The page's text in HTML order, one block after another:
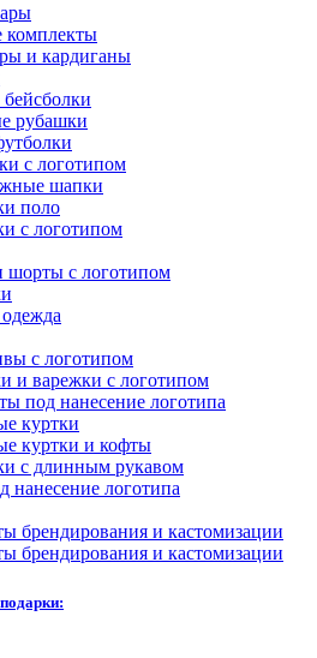
комплекты
и кардиганы
рубашки
с логотипом
шапки
поло
с логотипом
шорты с логотипом
с логотипом
и варежки с логотипом
под нанесение логотипа
куртки
куртки и кофты
с длинным рукавом
нанесение логотипа
брендирования и кастомизации
брендирования и кастомизации